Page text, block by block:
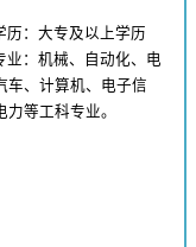
历：大专及以上学历
业：机械、自动化、电
车、计算机、电子信
力等工科专业。